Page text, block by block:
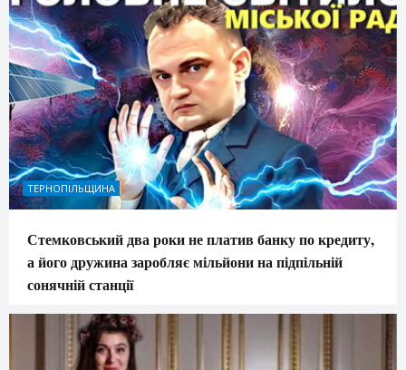
ТЕРНОПІЛЬЩИНА
Стемковський два роки не платив банку по кредиту,
а його дружина заробляє мільйони на підпільній
сонячній станції